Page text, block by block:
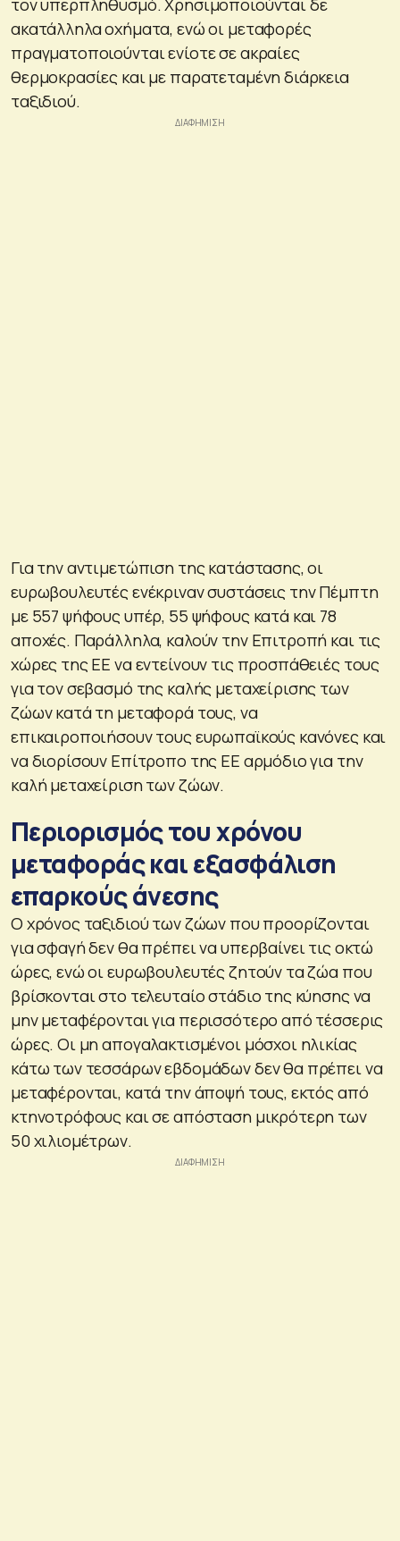
ακατάλληλα οχήματα, ενώ οι μεταφορές
πραγματοποιούνται ενίοτε σε ακραίες
θερμοκρασίες και με παρατεταμένη διάρκεια
ταξιδιού.
Για την αντιμετώπιση της κατάστασης, οι
ευρωβουλευτές ενέκριναν συστάσεις την Πέμπτη
με 557 ψήφους υπέρ, 55 ψήφους κατά και 78
αποχές. Παράλληλα, καλούν την Επιτροπή και τις
χώρες της ΕΕ να εντείνουν τις προσπάθειές τους
για τον σεβασμό της καλής μεταχείρισης των
ζώων κατά τη μεταφορά τους, να
επικαιροποιήσουν τους ευρωπαϊκούς κανόνες και
να διορίσουν Επίτροπο της ΕΕ αρμόδιο για την
καλή μεταχείριση των ζώων.
Περιορισμός του χρόνου
μεταφοράς και εξασφάλιση
επαρκούς άνεσης
Ο χρόνος ταξιδιού των ζώων που προορίζονται
για σφαγή δεν θα πρέπει να υπερβαίνει τις οκτώ
ώρες, ενώ οι ευρωβουλευτές ζητούν τα ζώα που
βρίσκονται στο τελευταίο στάδιο της κύησης να
μην μεταφέρονται για περισσότερο από τέσσερις
ώρες. Οι μη απογαλακτισμένοι μόσχοι ηλικίας
κάτω των τεσσάρων εβδομάδων δεν θα πρέπει να
μεταφέρονται, κατά την άποψή τους, εκτός από
κτηνοτρόφους και σε απόσταση μικρότερη των
50 χιλιομέτρων.